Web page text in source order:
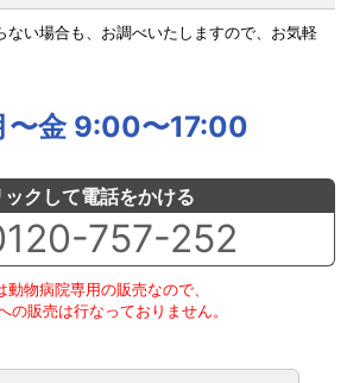
ない場合も、お調べいたしますので、お気軽
〜金 9:00〜17:00
ックして電話をかける
757-252
動物病院専用の販売なので、
の販売は行なっておりません。